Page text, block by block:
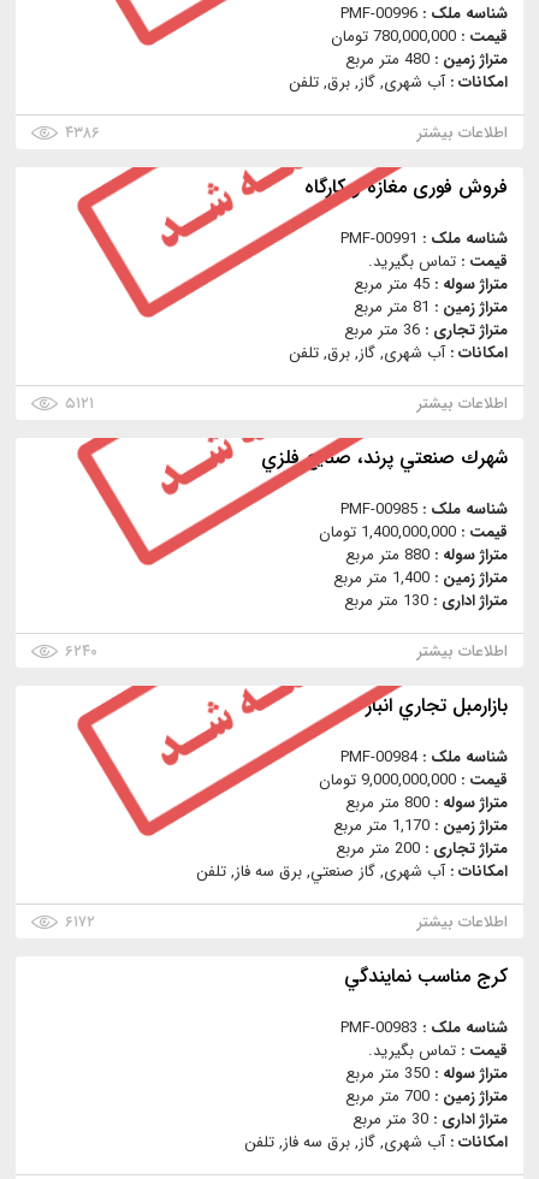
شناسه ملک : PMF-00996
قیمت : 780,000,000 تومان
متراژ زمین : 480 متر مربع
امکانات :آب شهری, گاز, برق, تلفن
اطلاعات بیشتر
۴۳۸۶
فروش فوری مغازه و کارگاه
شناسه ملک : PMF-00991
قیمت : تماس بگیرید.
متراژ سوله : 45 متر مربع
متراژ زمین : 81 متر مربع
متراژ تجاری : 36 متر مربع
امکانات :آب شهری, گاز, برق, تلفن
اطلاعات بیشتر
۵۱۲۱
شهرك صنعتي پرند، صنايع فلزي
شناسه ملک : PMF-00985
قیمت : 1,400,000,000 تومان
متراژ سوله : 880 متر مربع
متراژ زمین : 1,400 متر مربع
متراژ اداری : 130 متر مربع
اطلاعات بیشتر
۶۲۴۰
بازارمبل تجاري انبار
شناسه ملک :PMF-00984
قیمت : 9,000,000,000 تومان
متراژ سوله : 800 متر مربع
متراژ زمین : 1,170 متر مربع
متراژ تجاری : 200 متر مربع
امکانات :آب شهری, گاز صنعتي, برق سه فاز, تلفن
اطلاعات بیشتر
۶۱۷۲
كرج مناسب نمايندگي
شناسه ملک : PMF-00983
قیمت : تماس بگیرید.
متراژ سوله : 350 متر مربع
متراژ زمین : 700 متر مربع
متراژ اداری : 30 متر مربع
امکانات :آب شهری, گاز, برق سه فاز, تلفن